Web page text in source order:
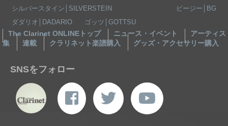
シルバースタイン│SILVERSTEIN
ビージー│BG
ダダリオ│DADARIO
ゴッツ│GOTTSU
The Clarinet ONLINEトップ ニュース・イベント
アーティ
集
連載 クラリネット楽譜購入 グッズ・アクセサリー購入
SNSをフォロー